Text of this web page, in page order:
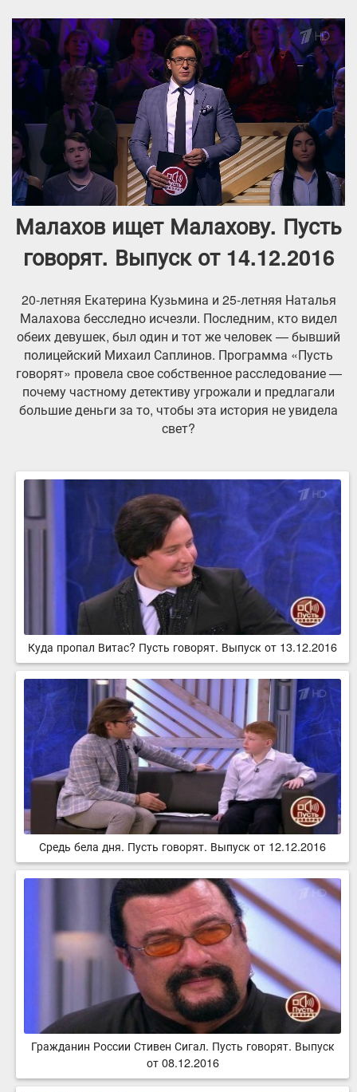
Малахов ищет Малахову. Пусть
говорят. Выпуск от 14.12.2016
20-летняя Екатерина Кузьмина и 25-летняя Наталья
Малахова бесследно исчезли. Последним, кто видел
обеих девушек, был один и тот же человек — бывший
полицейский Михаил Саплинов. Программа «Пусть
говорят» провела свое собственное расследование —
почему частному детективу угрожали и предлагали
большие деньги за то, чтобы эта история не увидела
свет?
Куда пропал Витас? Пусть говорят. Выпуск от 13.12.2016
Средь бела дня. Пусть говорят. Выпуск от 12.12.2016
Гражданин России Стивен Сигал. Пусть говорят. Выпуск
от 08.12.2016